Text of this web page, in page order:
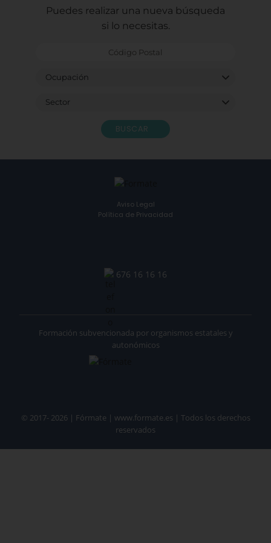
Puedes realizar una nueva búsqueda
si lo necesitas.
BUSCAR
Aviso Legal
Política de Privacidad
676 16 16 16
© 2017- 2026 | Fórmate | www.formate.es | Todos los derechos
reservados
Formación subvencionada por organismos estatales y
autonómicos